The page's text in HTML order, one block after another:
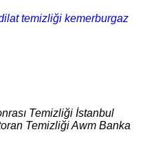
temizliği kemerburgaz
Temizliği İstanbul
Temizliği Awm Banka